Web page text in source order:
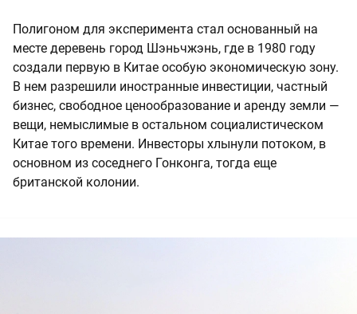
Полигоном для эксперимента стал основанный на
месте деревень город Шэньчжэнь, где в 1980 году
создали первую в Китае особую экономическую зону.
В нем разрешили иностранные инвестиции, частный
бизнес, свободное ценообразование и аренду земли —
вещи, немыслимые в остальном социалистическом
Китае того времени. Инвесторы хлынули потоком, в
основном из соседнего Гонконга, тогда еще
британской колонии.